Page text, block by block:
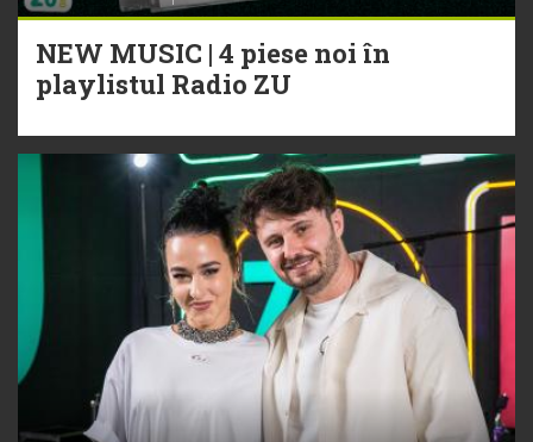
NEW MUSIC | 4 piese noi în
playlistul Radio ZU